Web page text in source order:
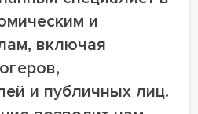
и
включая
и публичных лиц.